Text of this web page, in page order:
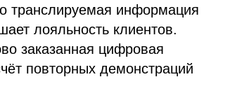
транслируемая информация
лояльность клиентов.
заказанная цифровая
повторных демонстраций